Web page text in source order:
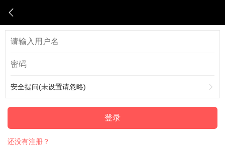
安全提问(未设置请忽略)
登录
还没有注册？